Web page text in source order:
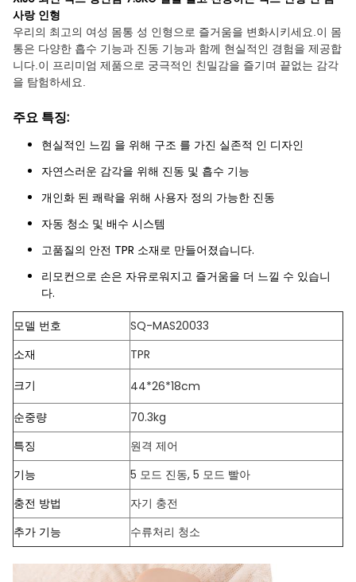
사랑 인형
우리의 최고의 여성 몸통 성 인형으로 즐거움을 변화시키세요.이 몸
통은 다양한 흡수 기능과 진동 기능과 함께 현실적인 경험을 제공합
니다.이 프리미엄 제품으로 궁극적인 친밀감을 즐기며 끝없는 감각
을 탐험하세요.
주요 특징:
현실적인 느낌 을 위해 구조 를 가진 실존적 인 디자인
자연스러운 감각을 위해 진동 및 흡수 기능
개인화 된 쾌락을 위해 사용자 정의 가능한 진동
자동 청소 및 배수 시스템
고품질의 안전 TPR 소재로 만들어졌습니다.
리모컨으로 손은 자유로워지고 즐거움을 더 느낄 수 있습니
다.
모델 번호
SQ-MAS20033
소재
TPR
크기
44*26*18cm
순중량
70.3kg
특징
원격 제어
기능
5 모드 진동, 5 모드 빨아
충전 방법
자기 충전
추가 기능
수류처리 청소